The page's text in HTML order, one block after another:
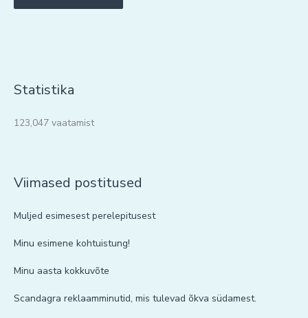
Statistika
123,047 vaatamist
Viimased postitused
Muljed esimesest perelepitusest
Minu esimene kohtuistung!
Minu aasta kokkuvõte
Scandagra reklaamminutid, mis tulevad õkva südamest.